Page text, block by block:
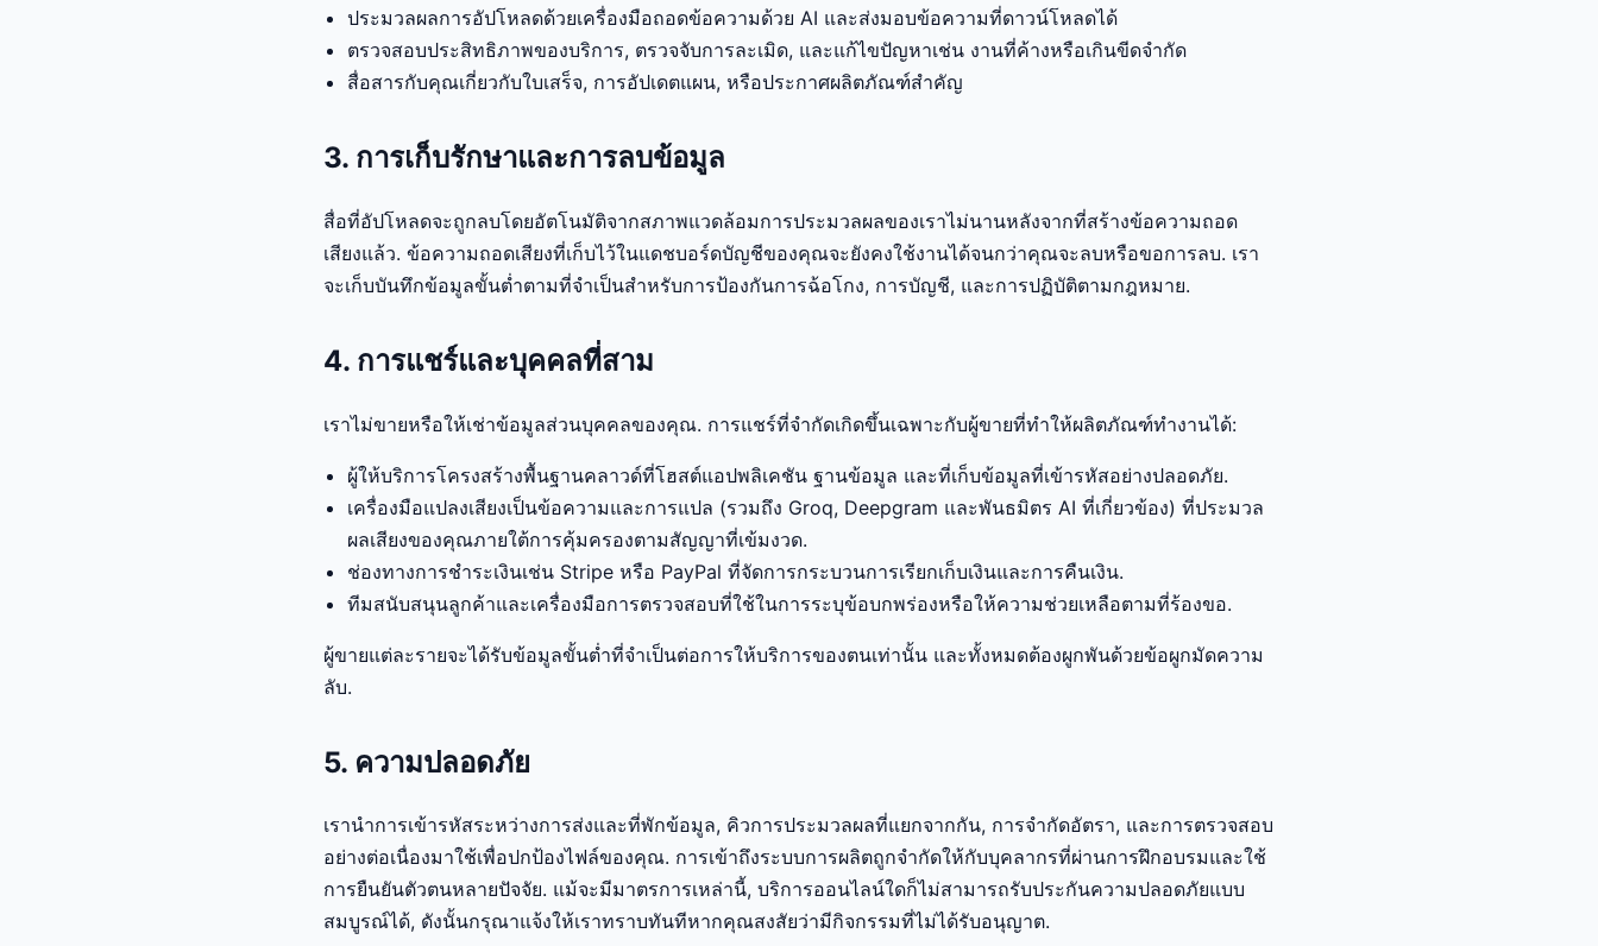
ประมวลผลการอัปโหลดด้วยเครื่องมือถอดข้อความด้วย AI และส่งมอบข้อความที่ดาวน์โหลดได้
ตรวจสอบประสิทธิภาพของบริการ, ตรวจจับการละเมิด, และแก้ไขปัญหาเช่น งานที่ค้างหรือเกินขีดจำกัด
สื่อสารกับคุณเกี่ยวกับใบเสร็จ, การอัปเดตแผน, หรือประกาศผลิตภัณฑ์สำคัญ
3. การเก็บรักษาและการลบข้อมูล
สื่อที่อัปโหลดจะถูกลบโดยอัตโนมัติจากสภาพแวดล้อมการประมวลผลของเราไม่นานหลังจากที่สร้างข้อความถอด
เสียงแล้ว. ข้อความถอดเสียงที่เก็บไว้ในแดชบอร์ดบัญชีของคุณจะยังคงใช้งานได้จนกว่าคุณจะลบหรือขอการลบ. เรา
จะเก็บบันทึกข้อมูลขั้นต่ำตามที่จำเป็นสำหรับการป้องกันการฉ้อโกง, การบัญชี, และการปฏิบัติตามกฎหมาย.
4. การแชร์และบุคคลที่สาม
เราไม่ขายหรือให้เช่าข้อมูลส่วนบุคคลของคุณ. การแชร์ที่จำกัดเกิดขึ้นเฉพาะกับผู้ขายที่ทำให้ผลิตภัณฑ์ทำงานได้:
ผู้ให้บริการโครงสร้างพื้นฐานคลาวด์ที่โฮสต์แอปพลิเคชัน ฐานข้อมูล และที่เก็บข้อมูลที่เข้ารหัสอย่างปลอดภัย.
เครื่องมือแปลงเสียงเป็นข้อความและการแปล (รวมถึง Groq, Deepgram และพันธมิตร AI ที่เกี่ยวข้อง) ที่ประมวล
ผลเสียงของคุณภายใต้การคุ้มครองตามสัญญาที่เข้มงวด.
ช่องทางการชำระเงินเช่น Stripe หรือ PayPal ที่จัดการกระบวนการเรียกเก็บเงินและการคืนเงิน.
ทีมสนับสนุนลูกค้าและเครื่องมือการตรวจสอบที่ใช้ในการระบุข้อบกพร่องหรือให้ความช่วยเหลือตามที่ร้องขอ.
ผู้ขายแต่ละรายจะได้รับข้อมูลขั้นต่ำที่จำเป็นต่อการให้บริการของตนเท่านั้น และทั้งหมดต้องผูกพันด้วยข้อผูกมัดความ
ลับ.
5. ความปลอดภัย
เรานำการเข้ารหัสระหว่างการส่งและที่พักข้อมูล, คิวการประมวลผลที่แยกจากกัน, การจำกัดอัตรา, และการตรวจสอบ
อย่างต่อเนื่องมาใช้เพื่อปกป้องไฟล์ของคุณ. การเข้าถึงระบบการผลิตถูกจำกัดให้กับบุคลากรที่ผ่านการฝึกอบรมและใช้
การยืนยันตัวตนหลายปัจจัย. แม้จะมีมาตรการเหล่านี้, บริการออนไลน์ใดก็ไม่สามารถรับประกันความปลอดภัยแบบ
สมบูรณ์ได้, ดังนั้นกรุณาแจ้งให้เราทราบทันทีหากคุณสงสัยว่ามีกิจกรรมที่ไม่ได้รับอนุญาต.